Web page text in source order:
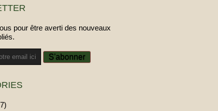
pour être averti des nouveaux